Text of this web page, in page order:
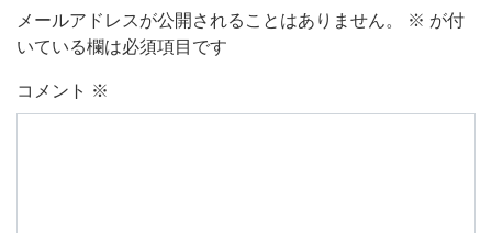
メールアドレスが公開されることはありません。 ※ が付
いている欄は必須項目です
コメント ※